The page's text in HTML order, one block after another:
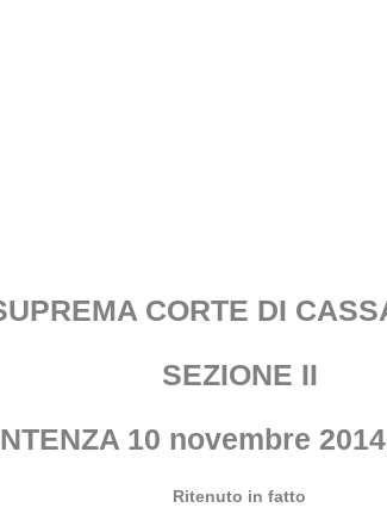
CORTE DI
SEZIONE II
10 novembre
Ritenuto in fatto